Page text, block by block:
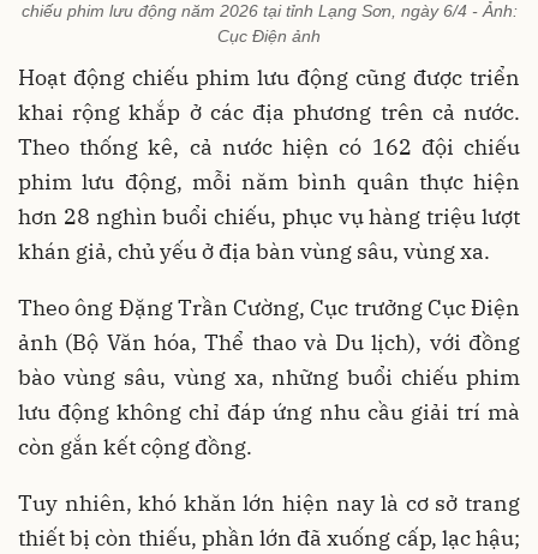
chiếu phim lưu động năm 2026 tại tỉnh Lạng Sơn, ngày 6/4 - Ảnh:
Cục Điện ảnh
Hoạt động chiếu phim lưu động cũng được triển
khai rộng khắp ở các địa phương trên cả nước.
Theo thống kê, cả nước hiện có 162 đội chiếu
phim lưu động, mỗi năm bình quân thực hiện
hơn 28 nghìn buổi chiếu, phục vụ hàng triệu lượt
khán giả, chủ yếu ở địa bàn vùng sâu, vùng xa.
Theo ông Đặng Trần Cường, Cục trưởng Cục Điện
ảnh (Bộ Văn hóa, Thể thao và Du lịch), với đồng
bào vùng sâu, vùng xa, những buổi chiếu phim
lưu động không chỉ đáp ứng nhu cầu giải trí mà
còn gắn kết cộng đồng.
Tuy nhiên, khó khăn lớn hiện nay là cơ sở trang
thiết bị còn thiếu, phần lớn đã xuống cấp, lạc hậu;